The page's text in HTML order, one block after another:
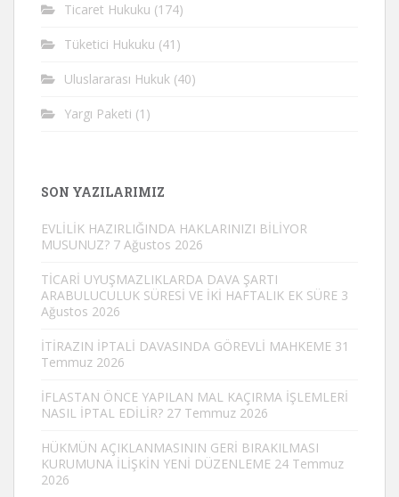
Ticaret Hukuku (174)
Tüketici Hukuku (41)
Uluslararası Hukuk (40)
Yargı Paketi (1)
SON YAZILARIMIZ
EVLİLİK HAZIRLIĞINDA HAKLARINIZI BİLİYOR
MUSUNUZ? 7 Ağustos 2026
TİCARİ UYUŞMAZLIKLARDA DAVA ŞARTI
ARABULUCULUK SÜRESİ VE İKİ HAFTALIK EK SÜRE 3
Ağustos 2026
İTİRAZIN İPTALİ DAVASINDA GÖREVLİ MAHKEME 31
Temmuz 2026
İFLASTAN ÖNCE YAPILAN MAL KAÇIRMA İŞLEMLERİ
NASIL İPTAL EDİLİR? 27 Temmuz 2026
HÜKMÜN AÇIKLANMASININ GERİ BIRAKILMASI
KURUMUNA İLİŞKİN YENİ DÜZENLEME 24 Temmuz
2026